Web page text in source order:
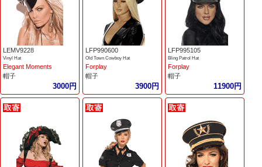
LEMV9228
Vinyl Hat
Elegant Moments
帽子
3000円
LFP990600
Old Town Cowboy Hat
Forplay
帽子
3900円
LFP995105
Bling Patrol Hat
Forplay
帽子
11900円